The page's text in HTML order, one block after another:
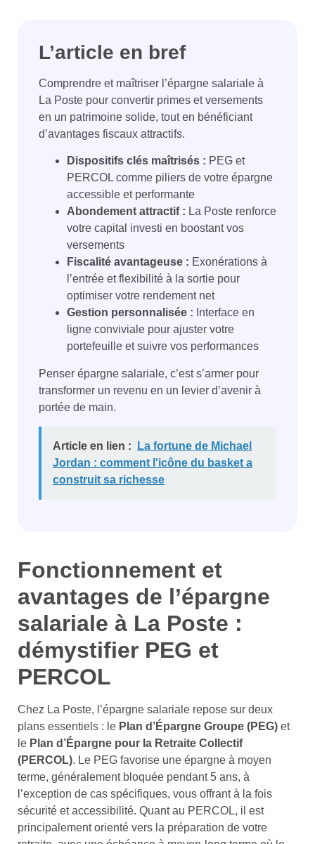
L’article en bref
Comprendre et maîtriser l’épargne salariale à
La Poste pour convertir primes et versements
en un patrimoine solide, tout en bénéficiant
d’avantages fiscaux attractifs.
Dispositifs clés maîtrisés : PEG et
PERCOL comme piliers de votre épargne
accessible et performante
Abondement attractif : La Poste renforce
votre capital investi en boostant vos
versements
Fiscalité avantageuse : Exonérations à
l’entrée et flexibilité à la sortie pour
optimiser votre rendement net
Gestion personnalisée : Interface en
ligne conviviale pour ajuster votre
portefeuille et suivre vos performances
Penser épargne salariale, c’est s’armer pour
transformer un revenu en un levier d’avenir à
portée de main.
Article en lien :
La fortune de Michael
Jordan : comment l'icône du basket a
construit sa richesse
Fonctionnement et
avantages de l’épargne
salariale à La Poste :
démystifier PEG et
PERCOL
Chez La Poste, l’épargne salariale repose sur deux
plans essentiels : le Plan d’Épargne Groupe (PEG) et
le Plan d’Épargne pour la Retraite Collectif
(PERCOL). Le PEG favorise une épargne à moyen
terme, généralement bloquée pendant 5 ans, à
l’exception de cas spécifiques, vous offrant à la fois
sécurité et accessibilité. Quant au PERCOL, il est
principalement orienté vers la préparation de votre